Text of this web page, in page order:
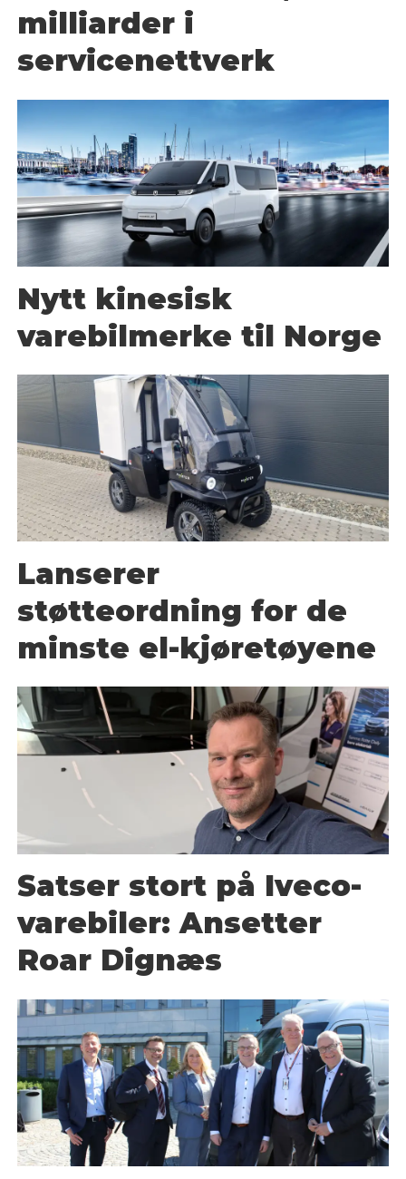
milliarder i
servicenettverk
Nytt kinesisk
varebilmerke til Norge
Lanserer
støtteordning for de
minste el-kjøretøyene
Satser stort på Iveco-
varebiler: Ansetter
Roar Dignæs